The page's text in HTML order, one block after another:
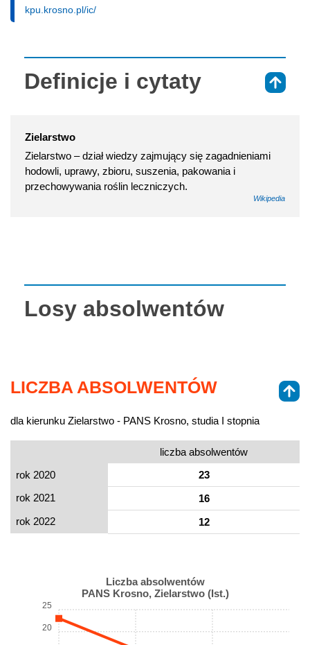
kpu.krosno.pl/ic/
Definicje i cytaty
Zielarstwo
Zielarstwo – dział wiedzy zajmujący się zagadnieniami
hodowli, uprawy, zbioru, suszenia, pakowania i
przechowywania roślin leczniczych.
Wikipedia
Losy absolwentów
LICZBA ABSOLWENTÓW
dla kierunku Zielarstwo - PANS Krosno, studia I stopnia
liczba absolwentów
rok 2020
23
rok 2021
16
rok 2022
12
Liczba absolwentów
PANS Krosno, Zielarstwo (Ist.)
20
25